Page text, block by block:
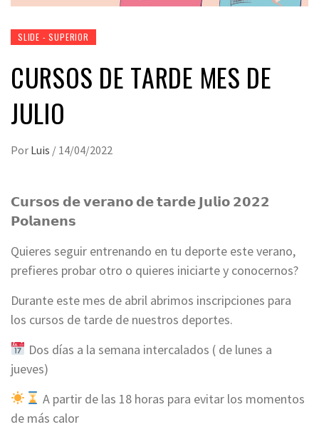
SLIDE - SUPERIOR
CURSOS DE TARDE MES DE
JULIO
Por Luis / 14/04/2022
𝗖𝘂𝗿𝘀𝗼𝘀 𝗱𝗲 𝘃𝗲𝗿𝗮𝗻𝗼 𝗱𝗲 𝘁𝗮𝗿𝗱𝗲 𝗝𝘂𝗹𝗶𝗼 𝟮𝟬𝟮𝟮
𝗣𝗼𝗹𝗮𝗻𝗲𝗻𝘀
Quieres seguir entrenando en tu deporte este verano,
prefieres probar otro o quieres iniciarte y conocernos?
Durante este mes de abril abrimos inscripciones para
los cursos de tarde de nuestros deportes.
Dos días a la semana intercalados ( de lunes a
jueves)
A partir de las 18 horas para evitar los momentos
de más calor